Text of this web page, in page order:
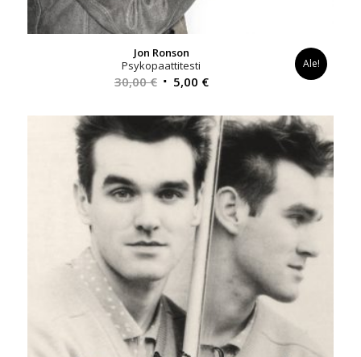
Jon Ronson
Psykopaattitesti
30,00€ Alkuperäinen
oli:
30,00 €.
5,00 €Nykyinen
on:
5,00 €.
Ale!